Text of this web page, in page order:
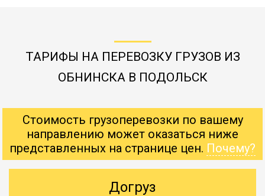
ТАРИФЫ НА ПЕРЕВОЗКУ ГРУЗОВ ИЗ
ОБНИНСКА В ПОДОЛЬСК
Стоимость грузоперевозки по вашему
направлению может оказаться ниже
представленных на странице цен. Почему?
Догруз